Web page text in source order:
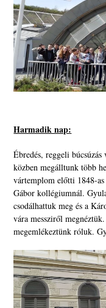
Harmadik nap:
Ébredés, reggeli
közben megálltunk több
vártemplom előtti 1848-
Gábor kollégiumnál.
csodálhattuk meg és a
vára messziről
megemlékeztünk róluk.